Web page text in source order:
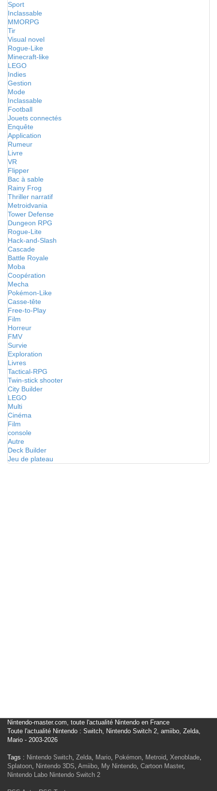
Sport
Inclassable
MMORPG
Tir
Visual novel
Rogue-Like
Minecraft-like
LEGO
Indies
Gestion
Mode
Inclassable
Football
Jouets connectés
Enquête
Application
Rumeur
Livre
VR
Flipper
Bac à sable
Rainy Frog
Thriller narratif
Metroidvania
Tower Defense
Dungeon RPG
Rogue-Lite
Hack-and-Slash
Cascade
Battle Royale
Moba
Coopération
Mecha
Pokémon-Like
Casse-tête
Free-to-Play
Film
Horreur
FMV
Survie
Exploration
Livres
Tactical-RPG
Twin-stick shooter
City Builder
LEGO
Multi
Cinéma
Film
console
Autre
Deck Builder
Jeu de plateau
Nintendo-master.com, toute l'actualité Nintendo en France
Toute l'actualité Nintendo : Switch, Nintendo Switch 2, amiibo, Zelda,
Mario - 2003-2026
Tags : Nintendo Switch, Zelda, Mario, Pokémon, Metroid, Xenoblade,
Splatoon, Nintendo 3DS, Amiibo, My Nintendo, Cartoon Master,
Nintendo Labo Nintendo Switch 2